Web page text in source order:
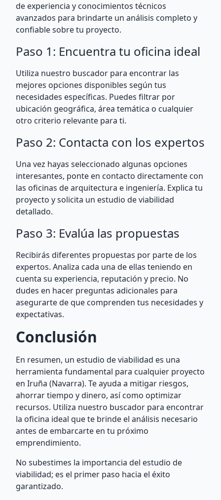
de experiencia y conocimientos técnicos
avanzados para brindarte un análisis completo y
confiable sobre tu proyecto.
Paso 1: Encuentra tu oficina ideal
Utiliza nuestro buscador para encontrar las
mejores opciones disponibles según tus
necesidades específicas. Puedes filtrar por
ubicación geográfica, área temática o cualquier
otro criterio relevante para ti.
Paso 2: Contacta con los expertos
Una vez hayas seleccionado algunas opciones
interesantes, ponte en contacto directamente con
las oficinas de arquitectura e ingeniería. Explica tu
proyecto y solicita un estudio de viabilidad
detallado.
Paso 3: Evalúa las propuestas
Recibirás diferentes propuestas por parte de los
expertos. Analiza cada una de ellas teniendo en
cuenta su experiencia, reputación y precio. No
dudes en hacer preguntas adicionales para
asegurarte de que comprenden tus necesidades y
expectativas.
Conclusión
En resumen, un estudio de viabilidad es una
herramienta fundamental para cualquier proyecto
en Iruña (Navarra). Te ayuda a mitigar riesgos,
ahorrar tiempo y dinero, así como optimizar
recursos. Utiliza nuestro buscador para encontrar
la oficina ideal que te brinde el análisis necesario
antes de embarcarte en tu próximo
emprendimiento.
No subestimes la importancia del estudio de
viabilidad; es el primer paso hacia el éxito
garantizado.